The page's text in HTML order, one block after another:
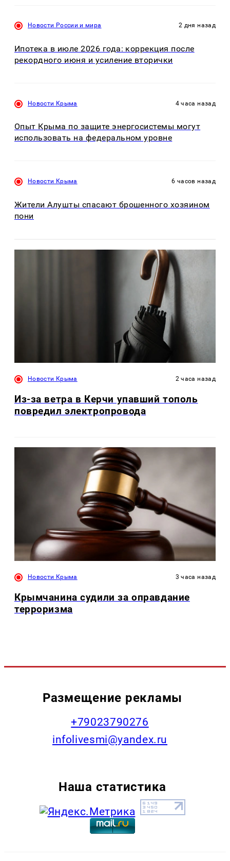
Новости России и мира 2 дня назад
Ипотека в июле 2026 года: коррекция после
рекордного июня и усиление вторички
Новости Крыма 4 часа назад
Опыт Крыма по защите энергосистемы могут
использовать на федеральном уровне
Новости Крыма 6 часов назад
Жители Алушты спасают брошенного хозяином
пони
Новости Крыма 2 часа назад
Из-за ветра в Керчи упавший тополь
повредил электропровода
Новости Крыма 3 часа назад
Крымчанина судили за оправдание
терроризма
Размещение рекламы
+79023790276
infolivesmi@yandex.ru
Наша статистика